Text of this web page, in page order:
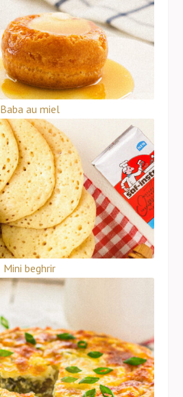
Baba au miel
Mini beghrir